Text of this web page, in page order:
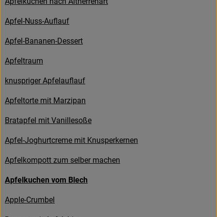
NonFood & Saaten
Großgebinde
Service
Apfel-Nuss-Auflauf
Apfel-Bananen-Dessert
Apfeltraum
knuspriger Apfelauflauf
Apfeltorte mit Marzipan
Bratapfel mit Vanillesoße
Apfel-Joghurtcreme mit Knusperkernen
Apfelkompott zum selber machen
Apfelkuchen vom Blech
Apple-Crumbel